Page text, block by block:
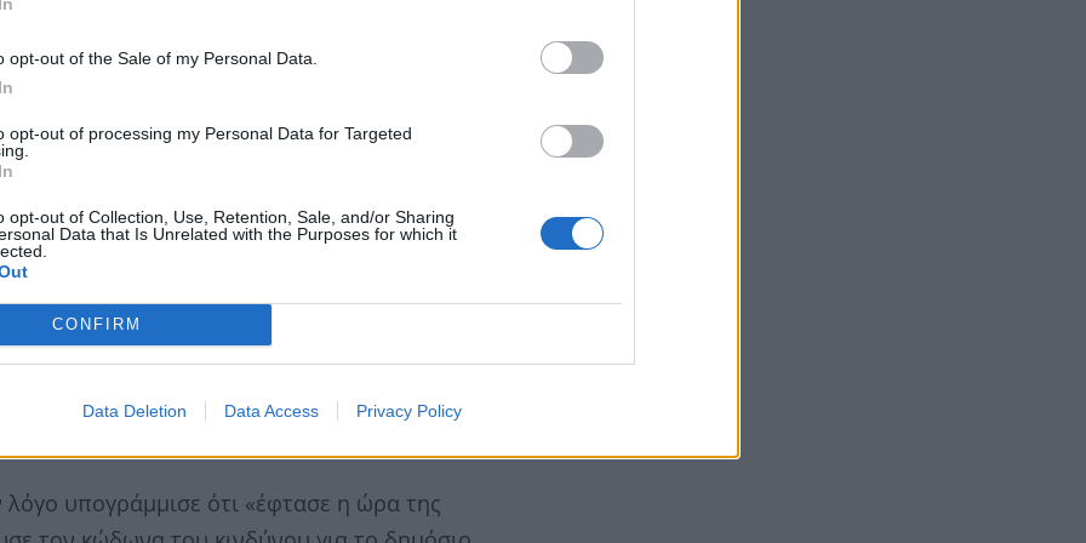
opt-out of the Sale of my Personal Data.
opt-out of processing my Personal Data for Targeted
opt-out of Collection, Use, Retention, Sale, and/or Sharing
Data that Is Unrelated with the Purposes for which it
CONFIRM
Data Deletion Data Access Privacy Policy
πρόταση μομφής με τη Γαλλία να
διακοπές και αποδοκιμασίες των
της συμπολίτευσης έκαναν λόγο για
της αριστεράς, ενώ οι εκπρόσωποι της
η πτώση της κυβέρνησης Μπαρνιέ ήταν
υπογράμμισε ότι «έφτασε η ώρα της